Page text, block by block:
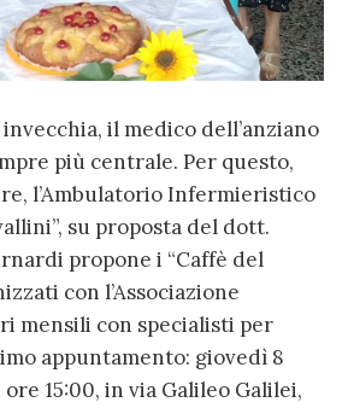
il medico dell’anziano
più centrale. Per questo,
l’Ambulatorio Infermieristico
su proposta del dott.
propone i “Caffè del
con l’Associazione
mensili con specialisti per
appuntamento: giovedì 8
15:00, in via Galileo Galilei,